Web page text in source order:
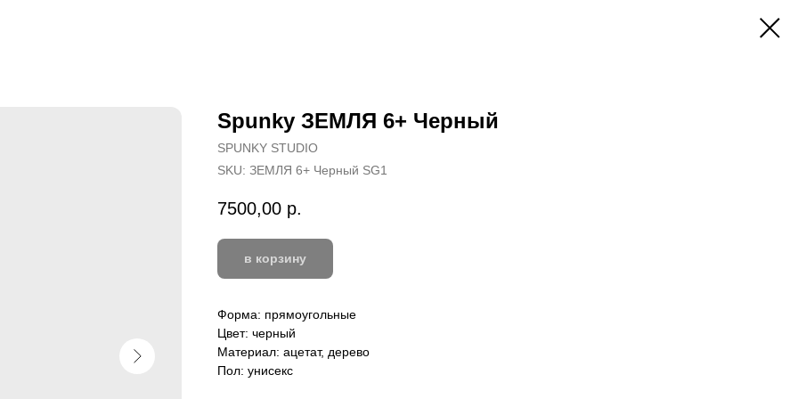
Spunky ЗЕМЛЯ 6+ Черный
SPUNKY STUDIO
SKU: ЗЕМЛЯ 6+ Черный SG1
7500,00 р.
в корзину
Форма: прямоугольные
Цвет: черный
Материал: ацетат, дерево
Пол: унисекс